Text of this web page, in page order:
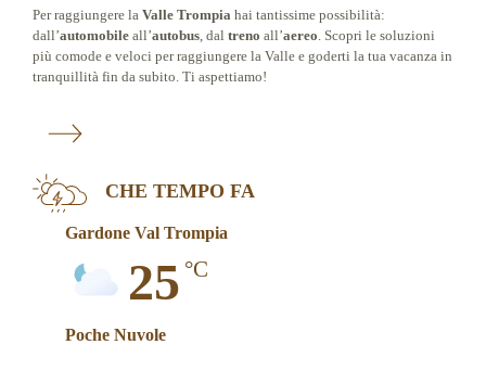
Per raggiungere la Valle Trompiahai tantissime possibilità:
dall’automobileall’autobus, dal treno all’aereo. Scopri le soluzioni
più comode e veloci per raggiungere la Valle e goderti la tua vacanza in
tranquillità fin da subito. Ti aspettiamo!
CHE TEMPO FA
Gardone Val Trompia
25 °C
Poche Nuvole